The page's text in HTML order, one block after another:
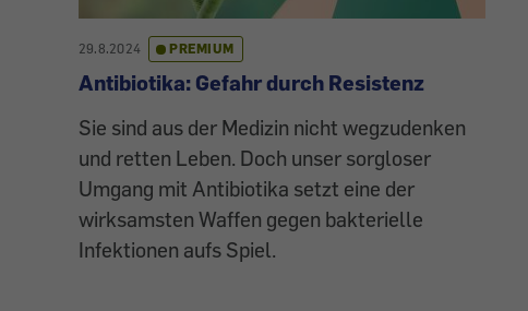
29.8.2024 PREMIUM
Antibiotika: Gefahr durch Resistenz
Sie sind aus der Medizin nicht wegzudenken
und retten Leben. Doch unser sorgloser
Umgang mit Antibiotika setzt eine der
wirksamsten Waffen gegen bakterielle
Infektionen aufs Spiel.